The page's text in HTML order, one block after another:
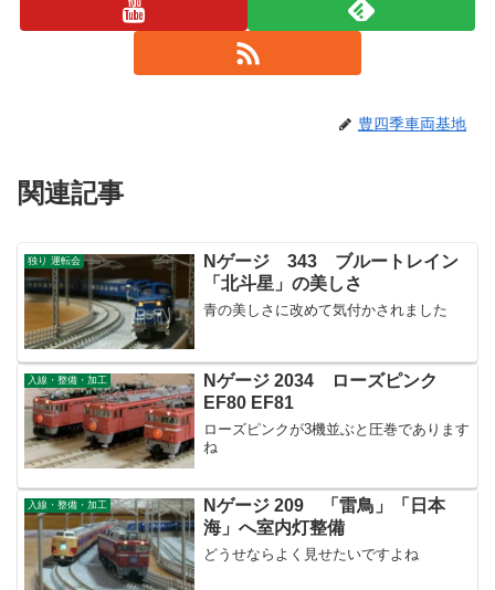
豊四季車両基地
関連記事
独り 運転会
Nゲージ 343 ブルートレイン
「北斗星」の美しさ
青の美しさに改めて気付かされました
入線・整備・加工
Nゲージ 2034 ローズピンク
EF80 EF81
ローズピンクが3機並ぶと圧巻であります
ね
入線・整備・加工
Nゲージ 209 「雷鳥」「日本
海」へ室内灯整備
どうせならよく見せたいですよね